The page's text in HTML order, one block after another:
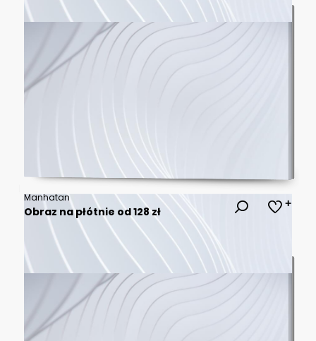
Manhatan
Obraz na płótnie od 128 zł